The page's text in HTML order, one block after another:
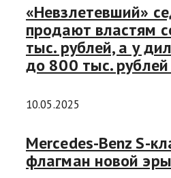
«Невзлетевший»
продают властям
тыс. рублей, а у
до 800 тыс.
10.05.2025
Mercedes-Benz S-
флагман новой эры